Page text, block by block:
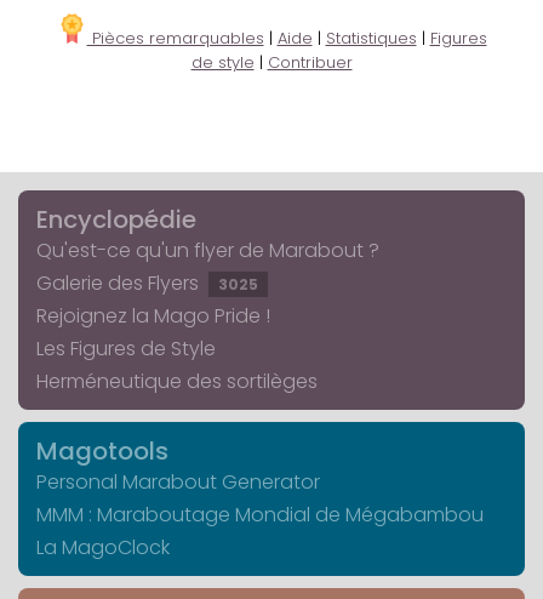
Pièces remarquables | Aide | Statistiques | Figures
de style | Contribuer
Encyclopédie
Qu'est-ce qu'un flyer de Marabout ?
Galerie des Flyers
3025
Rejoignez la Mago Pride !
Les Figures de Style
Herméneutique des sortilèges
Magotools
Personal Marabout Generator
MMM : Maraboutage Mondial de Mégabambou
La MagoClock